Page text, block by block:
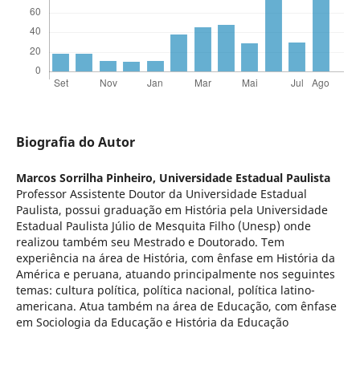
Biografia do Autor
Marcos Sorrilha Pinheiro, Universidade Estadual Paulista
Professor Assistente Doutor da Universidade Estadual
Paulista, possui graduação em História pela Universidade
Estadual Paulista Júlio de Mesquita Filho (Unesp) onde
realizou também seu Mestrado e Doutorado. Tem
experiência na área de História, com ênfase em História da
América e peruana, atuando principalmente nos seguintes
temas: cultura política, política nacional, política latino-
americana. Atua também na área de Educação, com ênfase
em Sociologia da Educação e História da Educação